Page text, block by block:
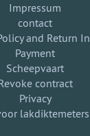
Impressum
contact
and Return
Payment
Scheepvaart
contract
Privacy